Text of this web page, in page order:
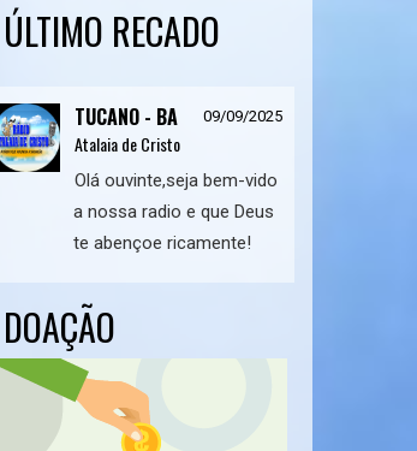
ÚLTIMO RECADO
TUCANO - BA 09/09/2025
Atalaia de Cristo
Olá ouvinte,seja bem-vido
a nossa radio e que Deus
te abençoe ricamente!
DOAÇÃO